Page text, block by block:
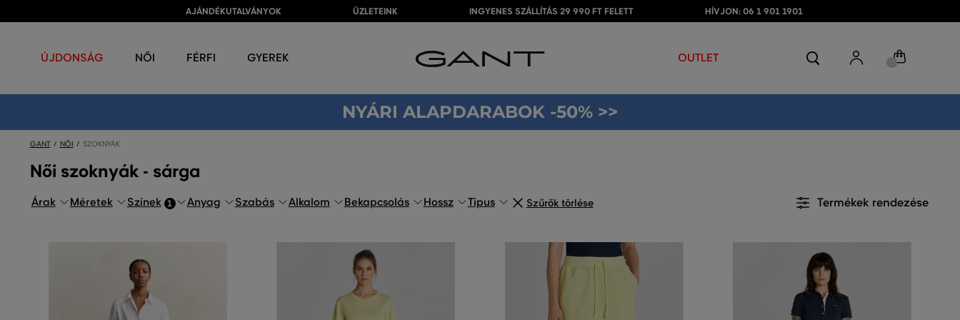
AJÁNDÉKUTALVÁNYOK ÜZLETEINK INGYENES SZÁLLÍTÁS 29 990 FT FELETT HÍVJON: 06 1 901 1901
ÚJDONSÁG NŐI FÉRFI GYEREK OUTLET
NYÁRI ALAPDARABOK -50% >>
GANT NŐI SZOKNYÁK
Női szoknyák - sárga
Árak Méretek Színek 1 Anyag Szabás Alkalom Bekapcsolás Hossz Tipus Szűrők törlése Termékek rendezése